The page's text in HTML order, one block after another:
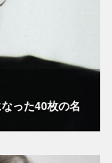
った40枚の名